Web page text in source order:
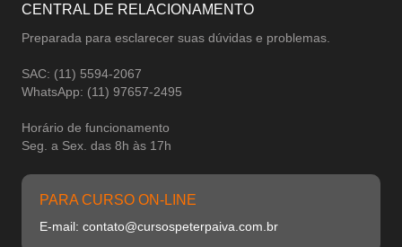
CENTRAL DE RELACIONAMENTO
Preparada para esclarecer suas dúvidas e problemas.
SAC: (11) 5594-2067
WhatsApp: (11) 97657-2495
Horário de funcionamento
Seg. a Sex. das 8h às 17h
PARA CURSO ON-LINE
E-mail: contato@cursospeterpaiva.com.br